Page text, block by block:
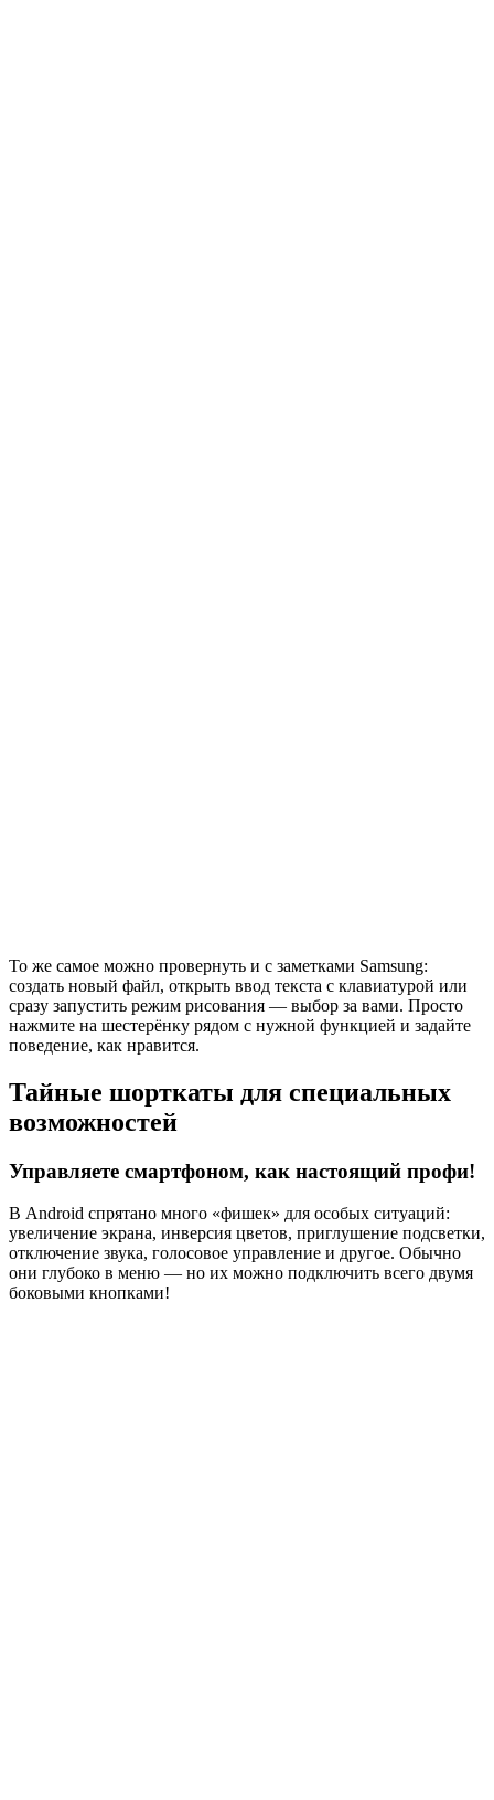
То же самое можно провернуть и с заметками Samsung:
создать новый файл, открыть ввод текста с клавиатурой или
сразу запустить режим рисования — выбор за вами. Просто
нажмите на шестерёнку рядом с нужной функцией и задайте
поведение, как нравится.
Тайные шорткаты для специальных
возможностей
Управляете смартфоном, как настоящий профи!
В Android спрятано много «фишек» для особых ситуаций:
увеличение экрана, инверсия цветов, приглушение подсветки,
отключение звука, голосовое управление и другое. Обычно
они глубоко в меню — но их можно подключить всего двумя
боковыми кнопками!